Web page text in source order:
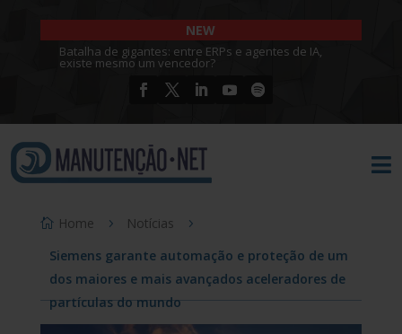
NEW
Batalha de gigantes: entre ERPs e agentes de IA,
existe mesmo um vencedor?

Home
Notícias
Siemens garante automação e proteção de um
dos maiores e mais avançados aceleradores de
partículas do mundo